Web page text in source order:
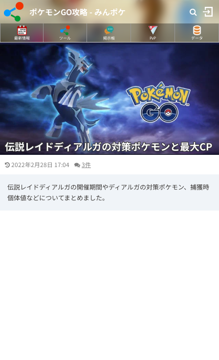
ポケモンGO攻略 - みんポケ
最新情報 ツール 掲示板 PvP データ
伝説レイドディアルガの対策ポケモンと最大CP
2022年2月28日 17:04 3件
伝説レイドディアルガの開催期間やディアルガの対策ポケモン、捕獲時
個体値などについてまとめました。